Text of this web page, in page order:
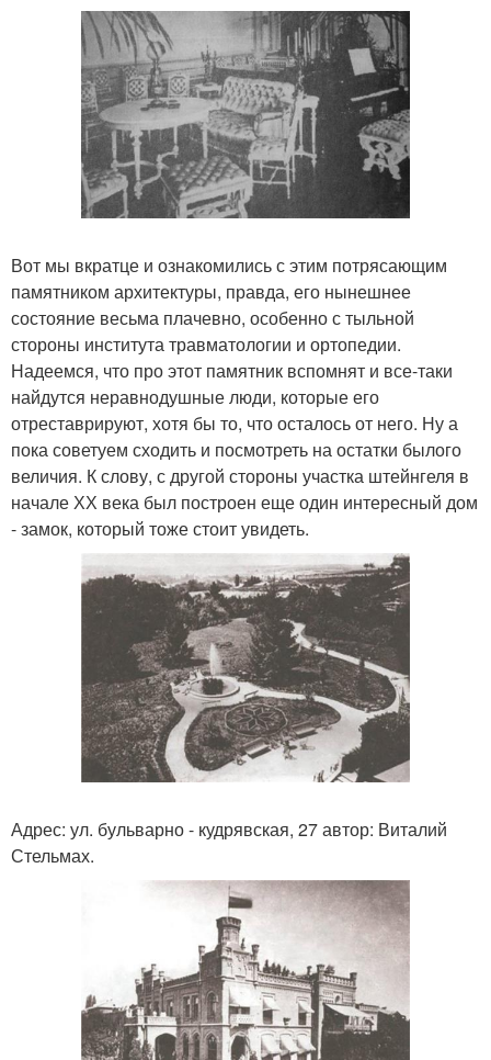
Вот мы вкратце и ознакомились с этим потрясающим
памятником архитектуры, правда, его нынешнее
состояние весьма плачевно, особенно с тыльной
стороны института травматологии и ортопедии.
Надеемся, что про этот памятник вспомнят и все-таки
найдутся неравнодушные люди, которые его
отреставрируют, хотя бы то, что осталось от него. Ну а
пока советуем сходить и посмотреть на остатки былого
величия. К слову, с другой стороны участка штейнгеля в
начале ХХ века был построен еще один интересный дом
- замок, который тоже стоит увидеть.
Адрес: ул. бульварно - кудрявская, 27 автор: Виталий
Стельмах.